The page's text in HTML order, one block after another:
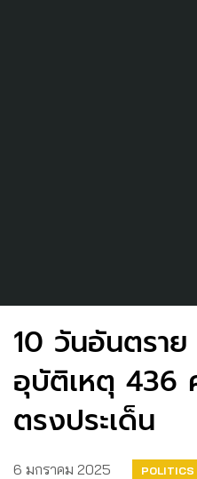
10 วันอันตรา
อุบัติเหตุ 436
ตรงประเด็น
6 มกราคม 2025 POLITICS